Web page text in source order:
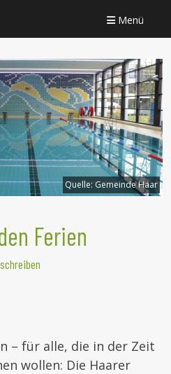
Menü
Quelle: Gemeinde Haar
Ferien
– für alle, die in der Zeit
wollen: Die Haarer